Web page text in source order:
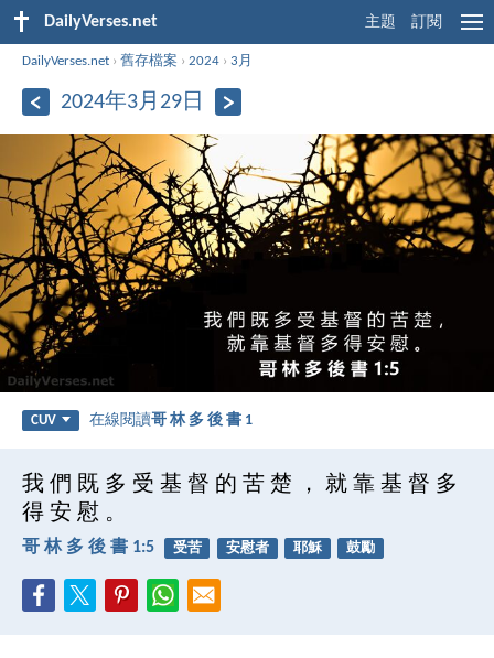
DailyVerses.net 主題 訂閱
DailyVerses.net ›舊存檔案 ›2024 ›3月
2024年3月29日
CUV 在線閱讀哥 林 多 後 書 1
我 們 既 多 受 基 督 的 苦 楚 ， 就 靠 基 督 多
得 安 慰 。
哥 林 多 後 書 1:5 受苦 安慰者 耶穌 鼓勵